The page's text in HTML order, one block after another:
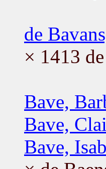
de
× 1413
Bave,
Bave,
Bave,